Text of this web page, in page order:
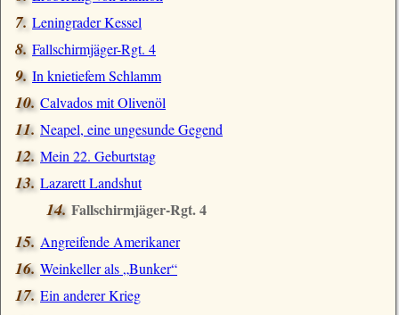
Leningrader Kessel
Fallschirmjäger-Rgt. 4
In knietiefem Schlamm
Calvados mit Olivenöl
Neapel, eine ungesunde Gegend
Mein 22. Geburtstag
Lazarett Landshut
Fallschirmjäger-Rgt. 4
Angreifende Amerikaner
Weinkeller als Bunker
Ein anderer Krieg